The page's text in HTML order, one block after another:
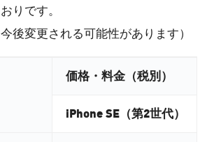
りです。
後変更される可能性があります）
価格・料金（税別）
iPhone SE（第2世代）